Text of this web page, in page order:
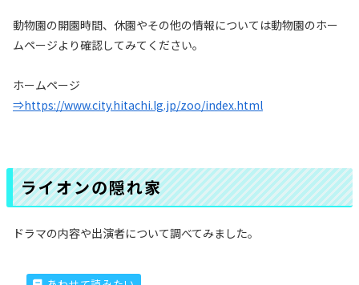
動物園の開園時間、休園やその他の情報については動物園のホー
ムページより確認してみてください。
ホームページ
⇒https://www.city.hitachi.lg.jp/zoo/index.html
ライオンの隠れ家
ドラマの内容や出演者について調べてみました。